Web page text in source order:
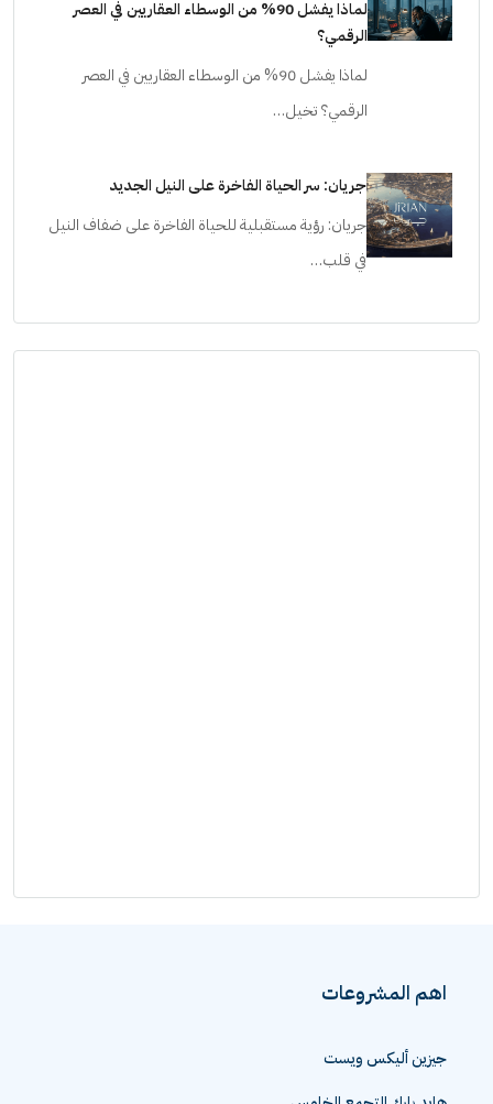
لماذا يفشل 90% من الوسطاء العقاريين في العصر
الرقمي؟
لماذا يفشل 90% من الوسطاء العقاريين في العصر
الرقمي؟ تخيل…
جريان: سر الحياة الفاخرة على النيل الجديد
جريان: رؤية مستقبلية للحياة الفاخرة على ضفاف النيل
في قلب…
اهم المشروعات
جيزين أليكس ويست